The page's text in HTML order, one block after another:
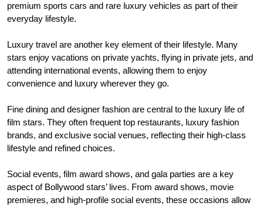
premium sports cars and rare luxury vehicles as part of their
everyday lifestyle.
Luxury travel are another key element of their lifestyle. Many
stars enjoy vacations on private yachts, flying in private jets, and
attending international events, allowing them to enjoy
convenience and luxury wherever they go.
Fine dining and designer fashion are central to the luxury life of
film stars. They often frequent top restaurants, luxury fashion
brands, and exclusive social venues, reflecting their high-class
lifestyle and refined choices.
Social events, film award shows, and gala parties are a key
aspect of Bollywood stars’ lives. From award shows, movie
premieres, and high-profile social events, these occasions allow